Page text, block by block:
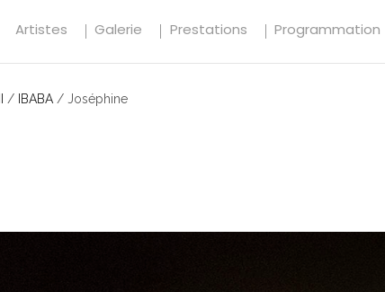
Artistes Galerie Prestations Programmation
/ IBABA / Joséphine